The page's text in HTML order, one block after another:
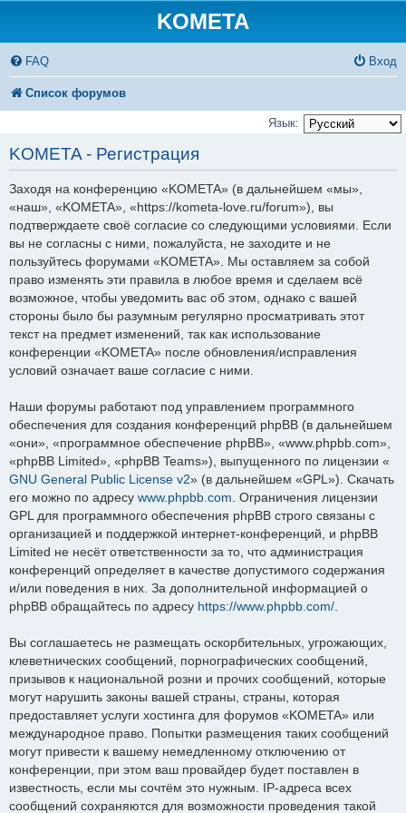
KOMETA
FAQ Вход
Список форумов
Язык:
KOMETA - Регистрация
Заходя на конференцию «KOMETA» (в дальнейшем «мы»,
«наш», «KOMETA», «https://kometa-love.ru/forum»), вы
подтверждаете своё согласие со следующими условиями. Если
вы не согласны с ними, пожалуйста, не заходите и не
пользуйтесь форумами «KOMETA». Мы оставляем за собой
право изменять эти правила в любое время и сделаем всё
возможное, чтобы уведомить вас об этом, однако с вашей
стороны было бы разумным регулярно просматривать этот
текст на предмет изменений, так как использование
конференции «KOMETA» после обновления/исправления
условий означает ваше согласие с ними.
Наши форумы работают под управлением программного
обеспечения для создания конференций phpBB (в дальнейшем
«они», «программное обеспечение phpBB», «www.phpbb.com»,
«phpBB Limited», «phpBB Teams»), выпущенного по лицензии «
GNU General Public License v2» (в дальнейшем «GPL»). Скачать
его можно по адресу www.phpbb.com . Ограничения лицензии
GPL для программного обеспечения phpBB строго связаны с
организацией и поддержкой интернет-конференций, и phpBB
Limited не несёт ответственности за то, что администрация
конференций определяет в качестве допустимого содержания
и/или поведения в них. За дополнительной информацией о
phpBB обращайтесь по адресу https://www.phpbb.com/
Вы соглашаетесь не размещать оскорбительных, угрожающих,
клеветнических сообщений, порнографических сообщений,
призывов к национальной розни и прочих сообщений, которые
могут нарушить законы вашей страны, страны, которая
предоставляет услуги хостинга для форумов «KOMETA» или
международное право. Попытки размещения таких сообщений
могут привести к вашему немедленному отключению от
конференции, при этом ваш провайдер будет поставлен в
известность, если мы сочтём это нужным. IP-адреса всех
сообщений сохраняются для возможности проведения такой